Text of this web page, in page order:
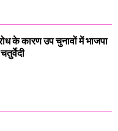
के कारण उप चुनावों में भाजपा